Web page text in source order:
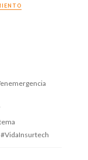
VidaInsurtech